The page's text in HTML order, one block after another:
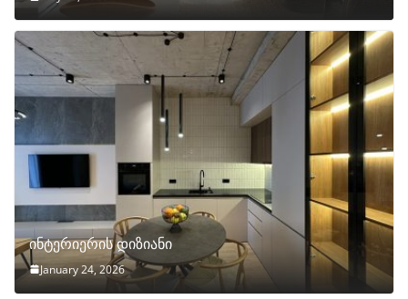
ინტერიერის დიზიანი
January 24, 2026